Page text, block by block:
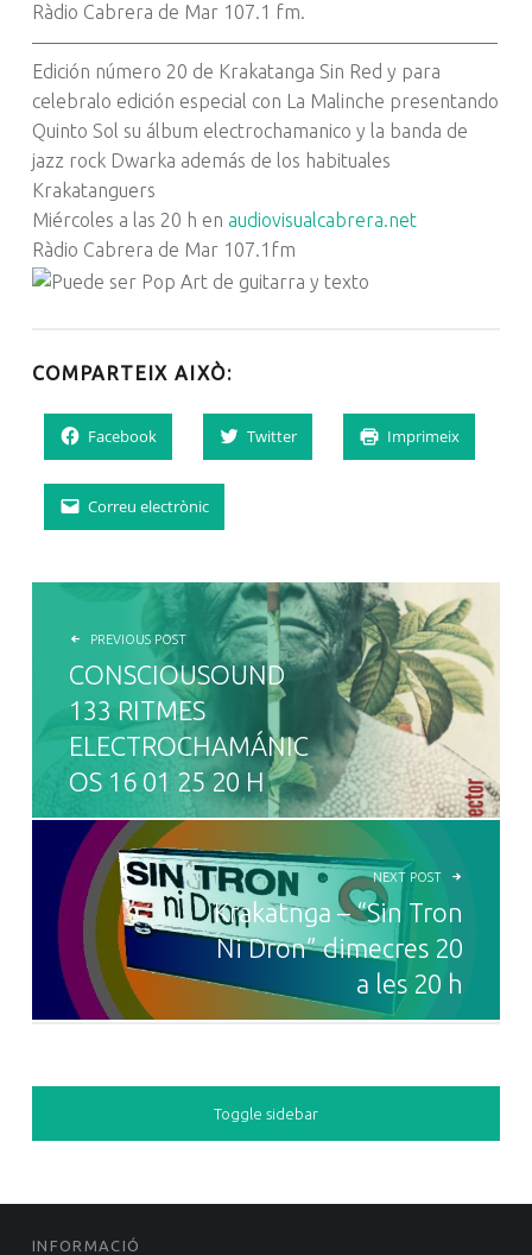
Ràdio Cabrera de Mar 107.1 fm.
————————————————————————–
Edición número 20 de Krakatanga Sin Red y para
celebralo edición especial con La Malinche presentando
Quinto Sol su álbum electrochamanico y la banda de
jazz rock Dwarka además de los habituales
Krakatanguers
Miércoles a las 20 h en audiovisualcabrera.net
Ràdio Cabrera de Mar 107.1fm
COMPARTEIX AIXÒ:
Facebook Twitter Imprimeix
Correu electrònic
NAVEGACIÓ D'ENTRADES
PREVIOUS POST
CONSCIOUSOUND
133 RITMES
ELECTROCHAMÁNIC
OS 16 01 25 20 H
NEXT POST
Krakatnga – “Sin Tron
Ni Dron” dimecres 20
a les 20 h
SIDEBAR
Toggle sidebar
FOOTER SIDEBAR
INFORMACIÓ